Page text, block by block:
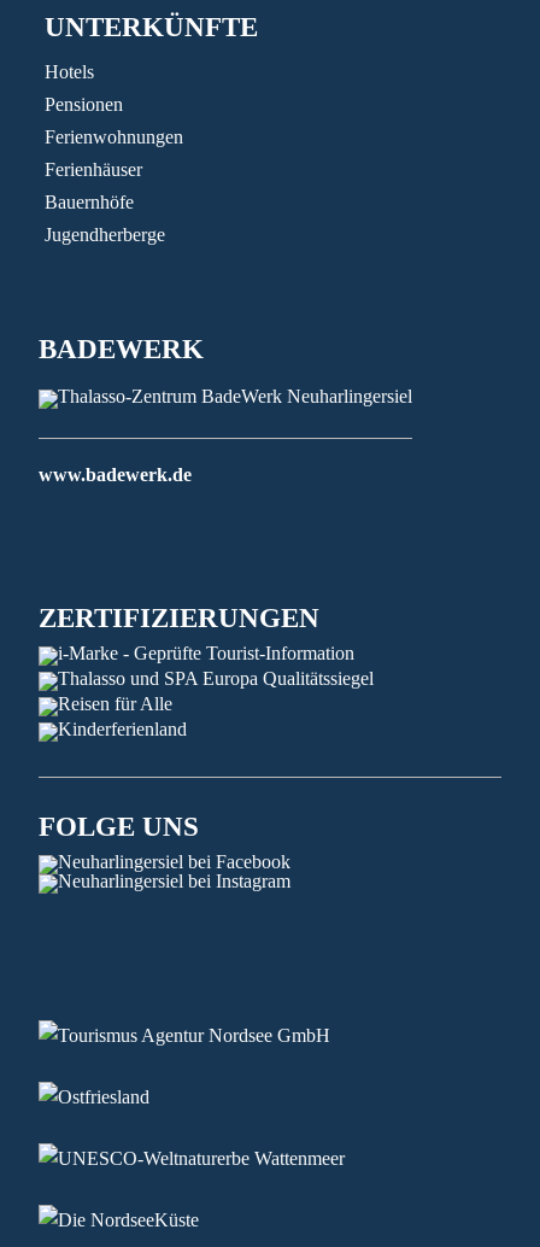
UNTERKÜNFTE
Hotels
Pensionen
Ferienwohnungen
Ferienhäuser
Bauernhöfe
Jugendherberge
BADEWERK
www.badewerk.de
ZERTIFIZIERUNGEN
FOLGE UNS